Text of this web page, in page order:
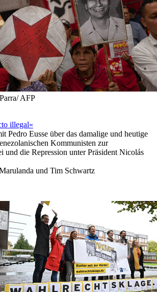
AFP
illegal«
Pedro Eusse über das damalige und heutige
Kommunisten zur
und die Repression unter Präsident Nicolás
und Tim Schwartz